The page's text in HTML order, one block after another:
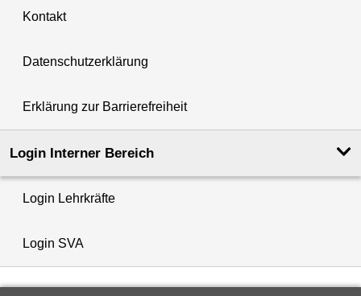
Kontakt
Datenschutzerklärung
Erklärung zur Barrierefreiheit
Login Interner Bereich
Login Lehrkräfte
Login SVA